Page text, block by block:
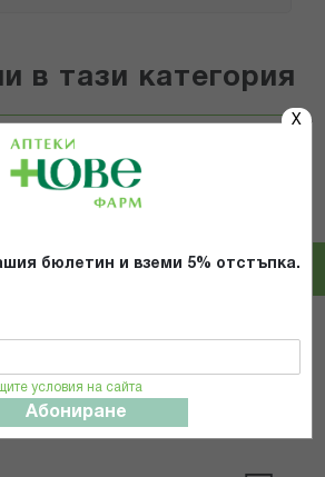
X
бюлетин и вземи 5% отстъпка.
условия на сайта
Абониране
в тази категория
КУПИ
HARTMANN AG
КУПИ